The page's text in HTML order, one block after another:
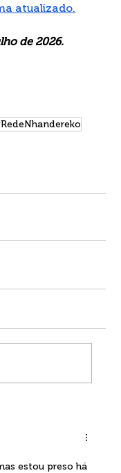
atualizado.
de 2026.
estou preso há